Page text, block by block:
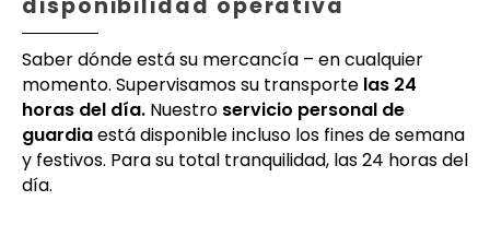
Saber dónde está su mercancía – en cualquier
momento. Supervisamos su transporte las 24
horas del día. Nuestro servicio personal de
guardiaestá disponible incluso los fines de semana
y festivos. Para su total tranquilidad, las 24 horas del
día.